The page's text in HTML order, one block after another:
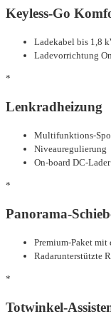
Keyless-Go
Ladekabel bis 1,8
Ladevorrichtung
*
Lenkradheizung
Multifunktions-
Niveauregulierung
On-board DC-Lader
*
Panorama-
Premium-Paket
Radarunterstützte
*
Totwinkel-